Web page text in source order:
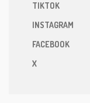
TIKTOK
INSTAGRAM
FACEBOOK
X